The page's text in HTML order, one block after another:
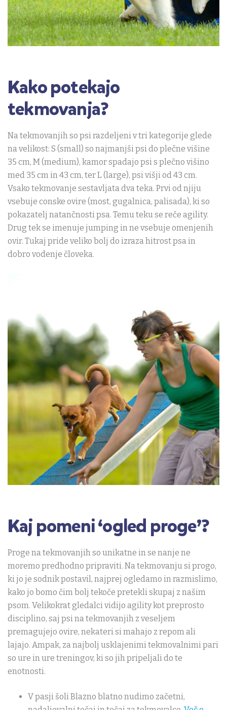
Kako potekajo
tekmovanja?
Na tekmovanjih so psi razdeljeni v tri kategorije glede
na velikost: S (small) so najmanjši psi do plečne višine
35 cm, M (medium), kamor spadajo psi s plečno višino
med 35 cm in 43 cm, ter L (large), psi višji od 43 cm.
Vsako tekmovanje sestavljata dva teka. Prvi od njiju
vsebuje conske ovire (most, gugalnica, palisada), ki so
pokazatelj natančnosti psa. Temu teku se reče agility.
Drug tek se imenuje jumping in ne vsebuje omenjenih
ovir. Tukaj pride veliko bolj do izraza hitrost psa in
dobro vodenje človeka.
Kaj pomeni ‘ogled proge’?
Proge na tekmovanjih so unikatne in se nanje ne
moremo predhodno pripraviti. Na tekmovanju si progo,
ki jo je sodnik postavil, najprej ogledamo in razmislimo,
kako jo bomo čim bolj tekoče pretekli skupaj z našim
psom. Velikokrat gledalci vidijo agility kot preprosto
disciplino, saj psi na tekmovanjih z veseljem
premagujejo ovire, nekateri si mahajo z repom ali
lajajo. Ampak, za najbolj usklajenimi tekmovalnimi pari
so ure in ure treningov, ki so jih pripeljali do te
enotnosti.
V pasji šoli Blazno blatno nudimo začetni,